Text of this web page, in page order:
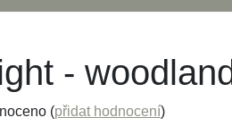
-
(přidat hodnocení)